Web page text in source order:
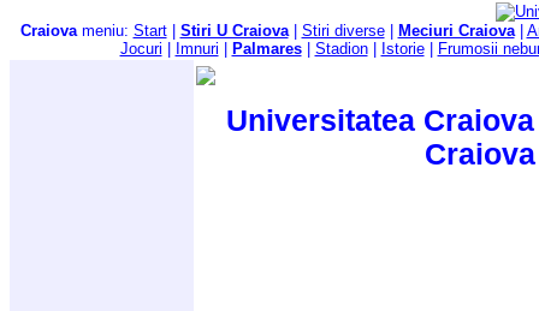
Craiovameniu: Start| Stiri U Craiova| Stiri diverse| Meciuri Craiova|
Jocuri
Imnuri Palmares| Stadion| Istorie| Frumosii
Universitatea